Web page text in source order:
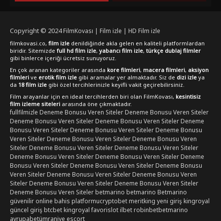
Copyright © 2024FilmKovası | Film izle | HD Film izle
filmkovasi.co, film izle denildiğinde akla gelen en kaliteli platformlardan
biridir. Sitemizde full hd film izle, yabancı film izle, türkçe dublaj filmler
gibi binlerce içeriği ücretsiz sunuyoruz.
En çok aranan kategoriler arasında kore filmleri, macera filmleri, aksiyon
filmleri ve erotik film izle gibi aramalar yer almaktadır. Siz de dizi izle ya
da 18 film izle gibi özel tercihlerinizle keyifli vakit geçirebilirsiniz.
Film arayanlar için en ideal tercihlerden biri olan FilmKovası, kesintisiz
film izleme siteleri arasında öne çıkmaktadır.
fullfilmizle Deneme Bonusu Veren SitelerDeneme Bonusu Veren Siteler
Deneme Bonusu Veren SitelerDeneme Bonusu Veren SitelerDeneme
Bonusu Veren SitelerDeneme Bonusu Veren SitelerDeneme Bonusu
Veren SitelerDeneme Bonusu Veren SitelerDeneme Bonusu Veren
SitelerDeneme Bonusu Veren SitelerDeneme Bonusu Veren Siteler
Deneme Bonusu Veren SitelerDeneme Bonusu Veren SitelerDeneme
Bonusu Veren SitelerDeneme Bonusu Veren SitelerDeneme Bonusu
Veren SitelerDeneme Bonusu Veren SitelerDeneme Bonusu Veren
SitelerDeneme Bonusu Veren SitelerDeneme Bonusu Veren Siteler
Deneme Bonusu Veren Sitelerbetmarino betmarino Betmarino
güvenilir online bahis platformucryptobetmeritking yeni girişkingroyal
güncel girişbtcbetkingroyal favorislotilbetrobinbetbetmarino
avrupabetümraniye escort